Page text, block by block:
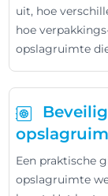
uit, hoe
hoe
opslagruimte
Een praktische
opslagruimte